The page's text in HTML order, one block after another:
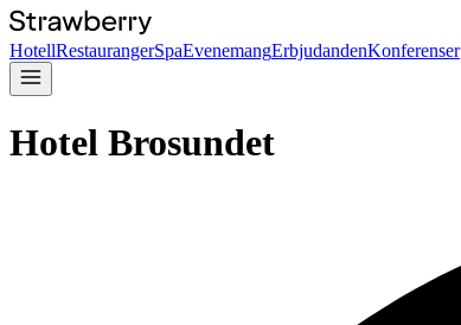
HotellRestaurangerSpaEvenemangErbjudandenKonferenser
Hotel Brosundet